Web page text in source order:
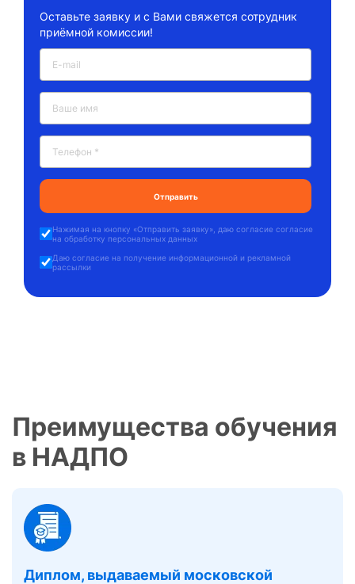
Оставьте заявку и с Вами свяжется сотрудник
приёмной комиссии!
Нажимая на кнопку «Отправить заявку», даю согласие согласие
на обработку персональных данных
Даю согласие на получение информационной и рекламной
рассылки
Преимущества обучения
в НАДПО
Диплом, выдаваемый московской